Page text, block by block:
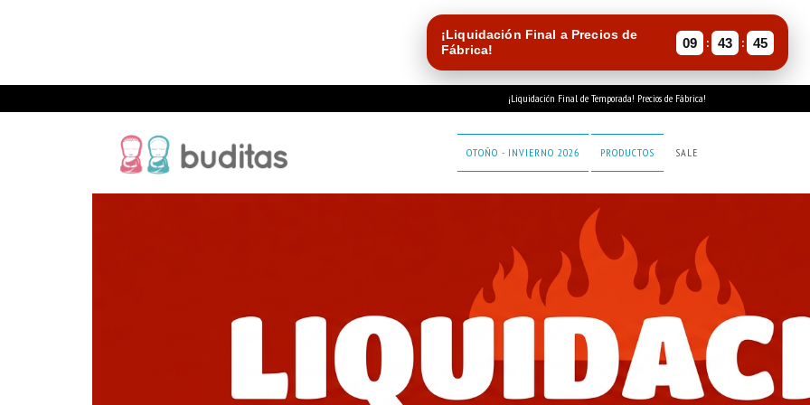
¡Liquidación Final a Precios de
Fábrica!
09 : 43 : 44
¡Liquidación Final de Temporada! Precios de Fábrica!
OTOÑO - INVIERNO 2026 PRODUCTOS SALE